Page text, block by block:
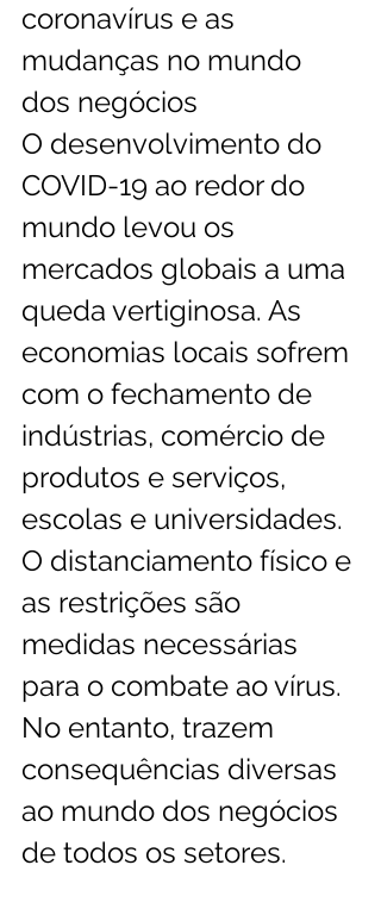
coronavírus e as
mudanças no mundo
dos negócios
O desenvolvimento do
COVID-19 ao redor do
mundo levou os
mercados globais a uma
queda vertiginosa. As
economias locais sofrem
com o fechamento de
indústrias, comércio de
produtos e serviços,
escolas e universidades.
O distanciamento físico e
as restrições são
medidas necessárias
para o combate ao vírus.
No entanto, trazem
consequências diversas
ao mundo dos negócios
de todos os setores.